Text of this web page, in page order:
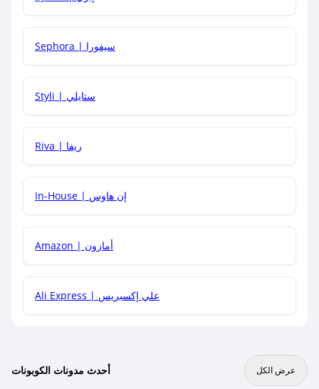
هل يمكنني جمع كود خصم مع العروض الأخرى؟
Sephora | سيفورا
Styli | ستايلي
Riva | ريفا
In-House | إن هاوس
Amazon | أمازون
Ali Express | علي إكسبريس
أحدث مدونات الكوبونات عرض الكل